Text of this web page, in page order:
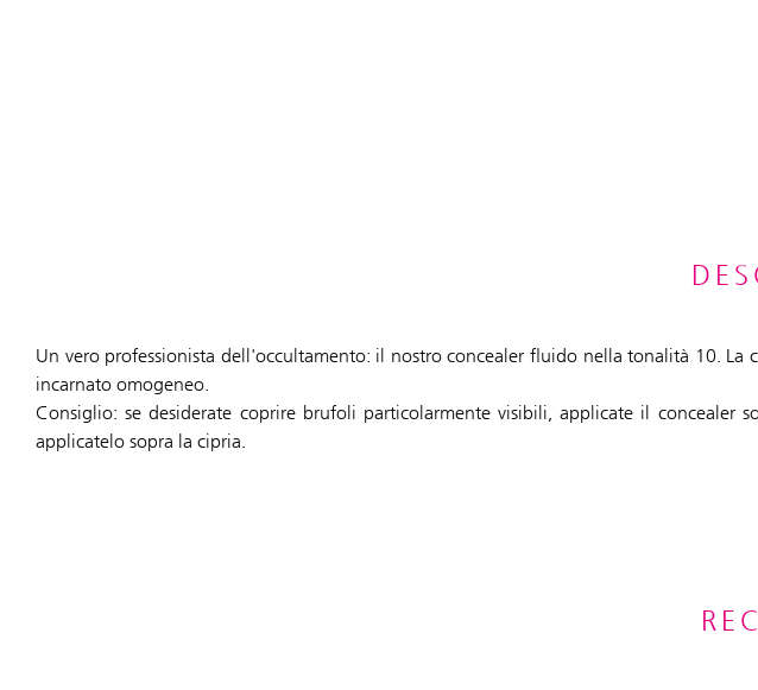
Un vero professionista dell'occultamento: il nostro concealer fluido nella tonalità 10. La
incarnato omogeneo.
Consiglio: se desiderate coprire brufoli particolarmente visibili, applicate il concealer
applicatelo sopra la cipria.